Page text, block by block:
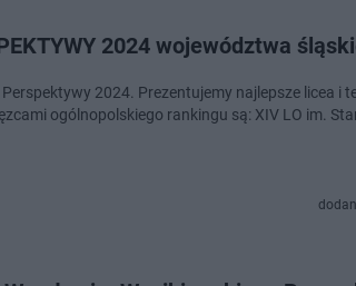
2024 województwa
2024. Prezentujemy najlepsze licea i
ogólnopolskiego rankingu są: XIV LO im.